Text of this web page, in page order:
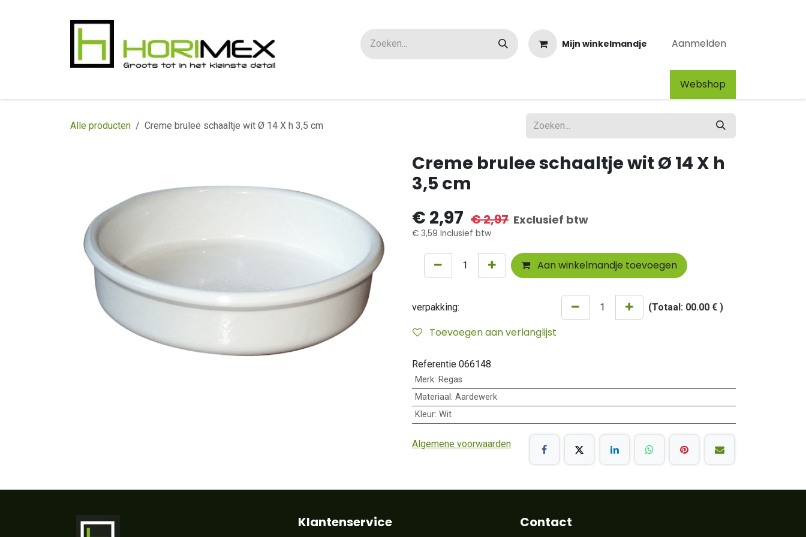
Mijn winkelmandje Aanmelden
Webshop​
Alle producten Creme brulee schaaltje wit Ø 14 X h 3,5 cm
Creme brulee schaaltje wit Ø 14 X h
3,5 cm
€ 2,97 €2,97 Exclusief btw
€ 3,59 Inclusief btw
Aan winkelmandje toevoegen
verpakking: (Totaal: 00.00 € )
Toevoegen aan verlanglijst
Referentie 066148
Merk: Regas
Materiaal : Aardewerk
Kleur: Wit
Algemene voorwaarden
Klantenservice Contact